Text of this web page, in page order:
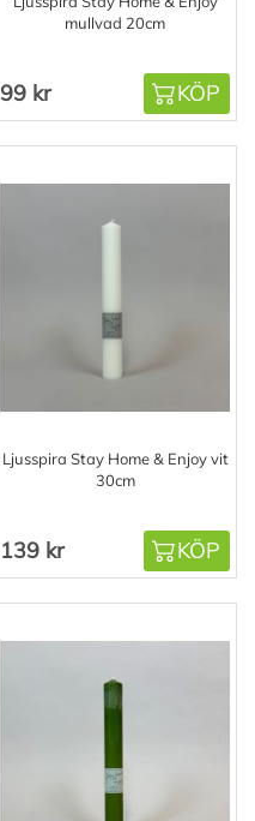
mullvad 20cm
99 kr KÖP
Ljusspira Stay Home & Enjoy vit
30cm
139 kr KÖP